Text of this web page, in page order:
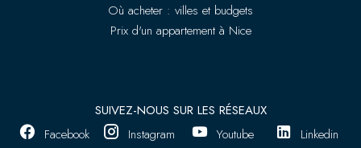
Où acheter : villes et budgets
Prix d'un appartement à Nice
SUIVEZ-NOUS SUR LES RÉSEAUX
Facebook
Instagram Youtube Linkedin